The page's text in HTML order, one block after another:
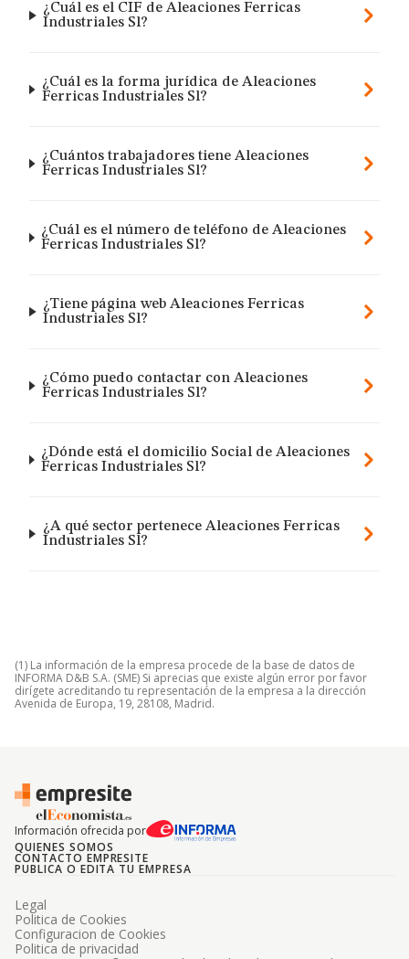
¿Cuál es el CIF de Aleaciones Ferricas
Industriales Sl?
¿Cuál es la forma jurídica de Aleaciones
Ferricas Industriales Sl?
¿Cuántos trabajadores tiene Aleaciones
Ferricas Industriales Sl?
¿Cuál es el número de teléfono de Aleaciones
Ferricas Industriales Sl?
¿Tiene página web Aleaciones Ferricas
Industriales Sl?
¿Cómo puedo contactar con Aleaciones
Ferricas Industriales Sl?
¿Dónde está el domicilio Social de Aleaciones
Ferricas Industriales Sl?
¿A qué sector pertenece Aleaciones Ferricas
Industriales Sl?
(1) La información de la empresa procede de la base de datos de
INFORMA D&B S.A. (SME) Si aprecias que existe algún error por favor
dirígete acreditando tu representación de la empresa a la dirección
Avenida de Europa, 19, 28108, Madrid.
Información ofrecida por
QUIENES SOMOS
CONTACTO EMPRESITE
PUBLICA O EDITA TU EMPRESA
Legal
Politica de Cookies
Configuracion de Cookies
Politica de privacidad